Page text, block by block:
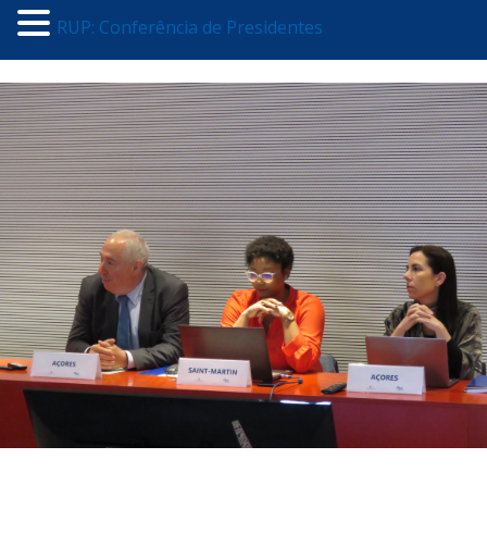
RUP: Conferência de Presidentes